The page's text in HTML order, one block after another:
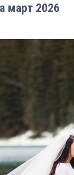
март 2026